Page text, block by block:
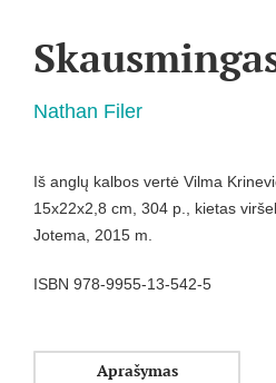
Nathan Filer
Iš anglų kalbos vertė Vilma
15x22x2,8 cm, 304 p., kietas
Jotema, 2015 m.
ISBN 978-9955-13-542-5
Aprašymas